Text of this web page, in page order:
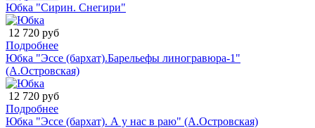
Юбка "Сирин. Снегири"
12 720 руб
Подробнее
Юбка "Эссе (бархат).Барельефы линогравюра-1"
(А.Островская)
12 720 руб
Подробнее
Юбка "Эссе (бархат). А у нас в раю" (А.Островская)